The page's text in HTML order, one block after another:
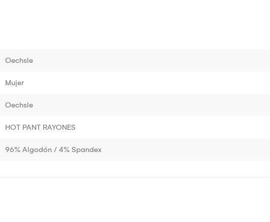
Oechsle
Mujer
Oechsle
HOT PANT RAYONES
96% Algodón / 4% Spandex